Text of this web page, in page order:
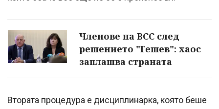
Членове на ВСС след
решението "Гешев": хаос
заплашва страната
Втората процедура е дисциплинарка, която беше